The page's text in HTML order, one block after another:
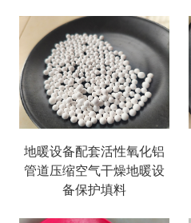
地暖设备配套活性氧化铝
管道压缩空气干燥地暖设
备保护填料